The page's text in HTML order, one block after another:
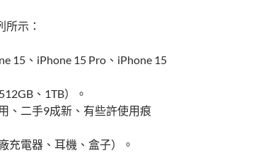
示：
15、iPhone 15 Pro、iPhone 15
、1TB）。
、二手9成新、有些許使用痕
充電器、耳機、盒子）。